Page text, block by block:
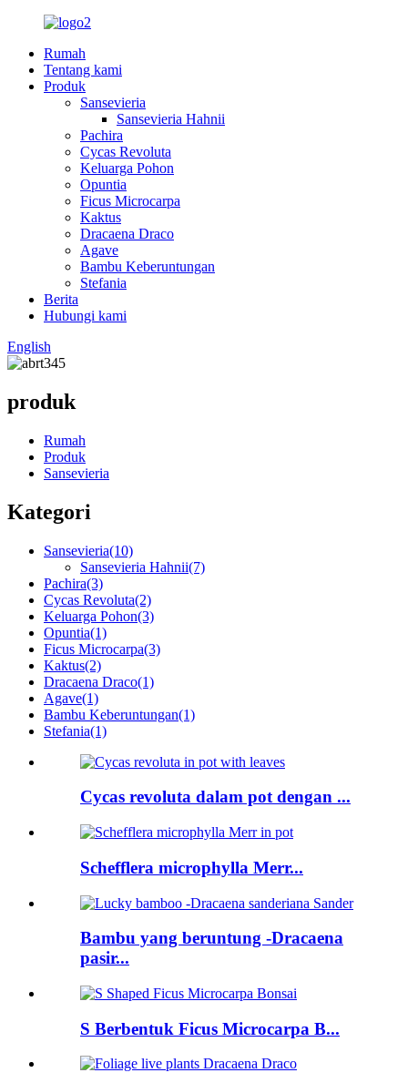
Rumah
Tentang kami
Produk
Sansevieria
Sansevieria Hahnii
Pachira
Cycas Revoluta
Keluarga Pohon
Opuntia
Ficus Microcarpa
Kaktus
Dracaena Draco
Agave
Bambu Keberuntungan
Stefania
Berita
Hubungi kami
English
produk
Rumah
Produk
Sansevieria
Kategori
Sansevieria(10)
Sansevieria Hahnii(7)
Pachira(3)
Cycas Revoluta(2)
Keluarga Pohon(3)
Opuntia(1)
Ficus Microcarpa(3)
Kaktus(2)
Dracaena Draco(1)
Agave(1)
Bambu Keberuntungan(1)
Stefania(1)
Cycas revoluta dalam pot dengan ...
Schefflera microphylla Merr...
Bambu yang beruntung -Dracaena
pasir...
S Berbentuk Ficus Microcarpa B...